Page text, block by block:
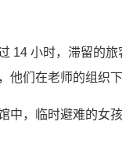
14 小时，滞留的
他们在老师的组织
中，临时避难的女